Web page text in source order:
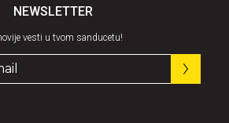
NEWSLETTER
vesti u tvom sanducetu!